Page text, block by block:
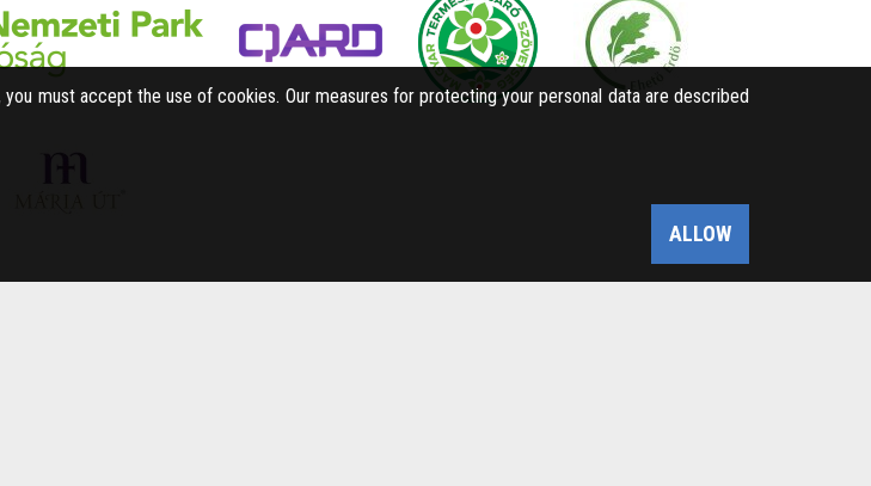
must accept the use of cookies. Our measures for protecting your personal data are described
ALLOW